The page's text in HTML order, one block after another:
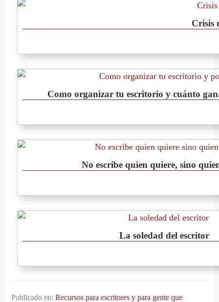
Crisis
Como organizar tu escritorio y cuánto
No escribe quien quiere, sino
La soledad del escritor
Publicado en:Recursos para escritores y para gente que